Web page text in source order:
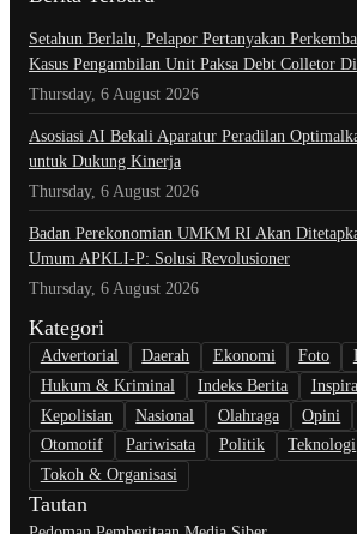
Setahun Berlalu, Pelapor Pertanyakan
Kasus Pengambilan Unit Paksa Debt Colletor
Thursday, 6 August 2026
Asosiasi AI Bekali Aparatur Peradilan
untuk Dukung Kinerja
Thursday, 6 August 2026
Badan Perekonomian UMKM RI Akan
Umum APKLI-P: Solusi Revolusioner
Thursday, 6 August 2026
Kategori
Advertorial Daerah Ekonomi Foto
Hukum & Kriminal
Indeks Berita
Kepolisian
Nasional Olahraga Opini
Otomotif
Pariwisata Politik
Teknologi
Tokoh & Organisasi
Tautan